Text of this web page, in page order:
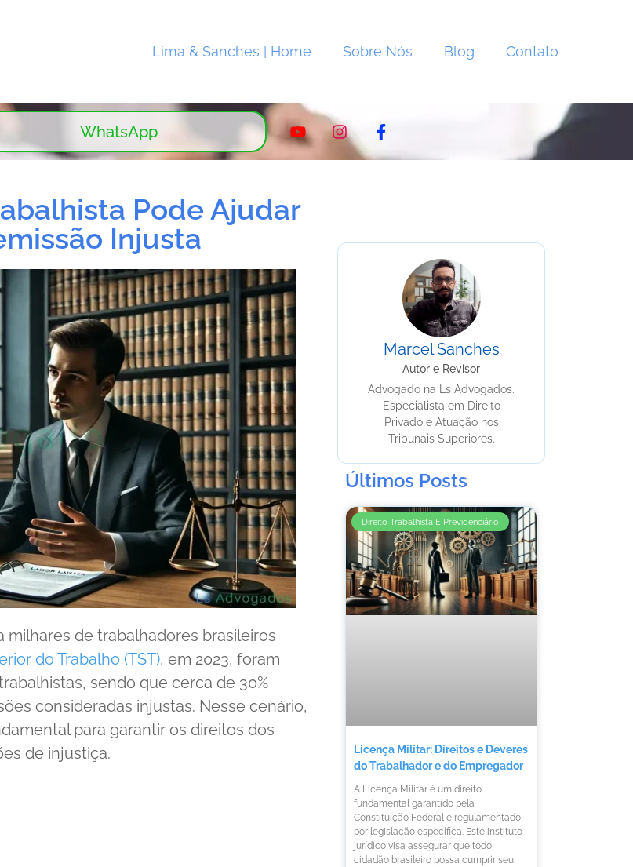
Lima & Sanches | Home Sobre Nós Blog Contato
WhatsApp
Pode Ajudar
Injusta
de trabalhadores brasileiros
do Trabalho (TST), em 2023, foram
sendo que cerca de 30%
consideradas injustas. Nesse cenário,
para garantir os direitos dos
de injustiça.
Marcel Sanches
Autor e Revisor
Advogado na Ls Advogados.
Especialista em Direito
Privado e Atuação nos
Tribunais Superiores.
Últimos Posts
Direito Trabalhista E Previdenciário
Licença Militar: Direitos e Deveres
do Trabalhador e do Empregador
A Licença Militar é um direito
fundamental garantido pela
Constituição Federal e regulamentado
por legislação específica. Este instituto
jurídico visa assegurar que todo
cidadão brasileiro possa cumprir seu